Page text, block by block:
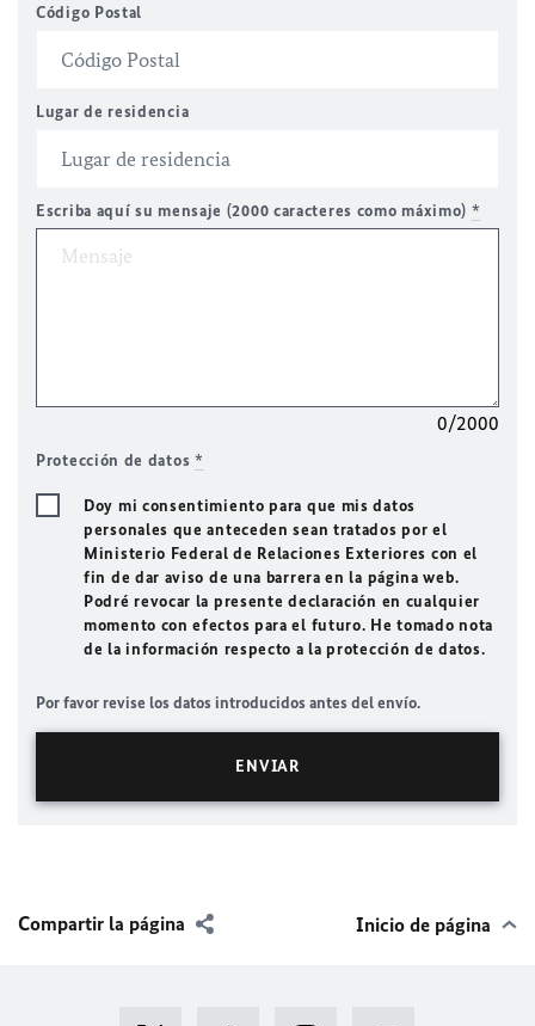
Código Postal
Lugar de residencia
Escriba aquí su mensaje (2000 caracteres como máximo) *
0/2000
Protección de datos *
Doy mi consentimiento para que mis datos
personales que anteceden sean tratados por el
Ministerio Federal de Relaciones Exteriores con el
fin de dar aviso de una barrera en la página web.
Podré revocar la presente declaración en cualquier
momento con efectos para el futuro. He tomado nota
de la información respecto a la protección de datos.
Por favor revise los datos introducidos antes del envío.
Compartir la página Inicio de página